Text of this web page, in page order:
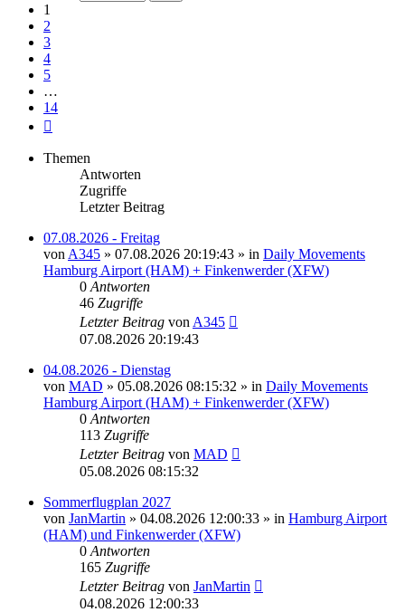
1
2
3
4
5
…
14
Themen
Antworten
Zugriffe
Letzter Beitrag
07.08.2026 - Freitag
von A345 » 07.08.2026 20:19:43 » in Daily Movements
Hamburg Airport (HAM) + Finkenwerder (XFW)
0 Antworten
46 Zugriffe
Letzter Beitrag von A345
07.08.2026 20:19:43
04.08.2026 - Dienstag
von MAD » 05.08.2026 08:15:32 » in Daily Movements
Hamburg Airport (HAM) + Finkenwerder (XFW)
0 Antworten
113 Zugriffe
Letzter Beitrag von MAD
05.08.2026 08:15:32
Sommerflugplan 2027
von JanMartin » 04.08.2026 12:00:33 » in Hamburg Airport
(HAM) und Finkenwerder (XFW)
0 Antworten
165 Zugriffe
Letzter Beitrag von JanMartin
04.08.2026 12:00:33